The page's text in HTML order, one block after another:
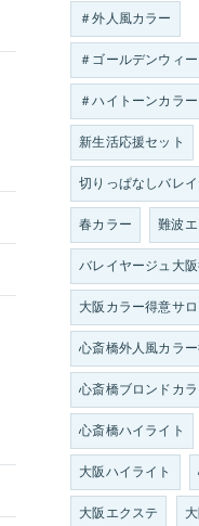
＃外人風カラー
＃ゴールデンウィ
＃ハイトーンカラー
新生活応援セット
切りっぱなしバレ
春カラー
難波
バレイヤージュ大
大阪カラー得意サ
心斎橋外人風カラ
心斎橋ブロンドカ
心斎橋ハイライト
大阪ハイライト
大阪エクステ